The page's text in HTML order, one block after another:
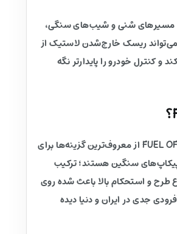
مسیرهای شنی و شیب‌های سنگی،
ریسک خارج‌شدن لاستیک از
و کنترل خودرو را پایدارتر نگه
رینگ‌های FUEL OFF-ROAD از معروف‌ترین گزینه‌ها برای
سنگین هستند؛ ترکیب
طرح و استحکام بالا باعث شده روی
جدی در ایران و دنیا دیده